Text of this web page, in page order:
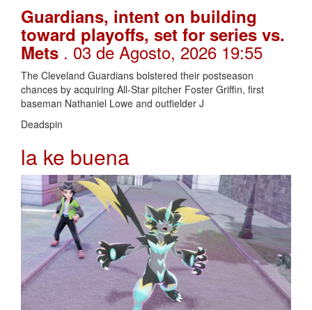
Guardians, intent on building
toward playoffs, set for series vs.
Mets . 03 de Agosto, 2026 19:55
The Cleveland Guardians bolstered their postseason
chances by acquiring All-Star pitcher Foster Griffin, first
baseman Nathaniel Lowe and outfielder J
Deadspin
la ke buena